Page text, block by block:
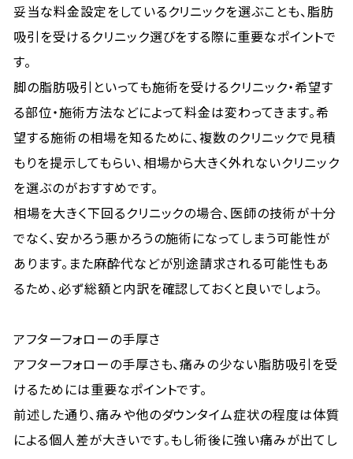
妥当な料金設定をしているクリニックを選ぶことも、脂肪
吸引を受けるクリニック選びをする際に重要なポイントで
す。
脚の脂肪吸引といっても施術を受けるクリニック・希望す
る部位・施術方法などによって料金は変わってきます。希
望する施術の相場を知るために、複数のクリニックで見積
もりを提示してもらい、相場から大きく外れないクリニック
を選ぶのがおすすめです。
相場を大きく下回るクリニックの場合、医師の技術が十分
でなく、安かろう悪かろうの施術になってしまう可能性が
あります。また麻酔代などが別途請求される可能性もあ
るため、必ず総額と内訳を確認しておくと良いでしょう。
アフターフォローの手厚さ
アフターフォローの手厚さも、痛みの少ない脂肪吸引を受
けるためには重要なポイントです。
前述した通り、痛みや他のダウンタイム症状の程度は体質
による個人差が大きいです。もし術後に強い痛みが出てし